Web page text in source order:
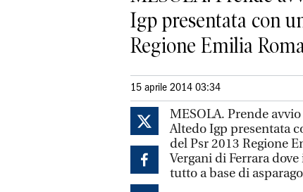
Igp presentata con
Regione Emilia
15 aprile 2014 03:34
MESOLA. Prende
Altedo Igp presentata
del Psr 2013 Regione
Vergani di Ferrara
tutto a base di